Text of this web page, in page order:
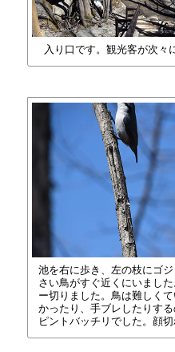
入り口です。観光客が次々
池を右に歩き、左の枝にゴ
さい鳥がすぐ近くにいまし
ー切りました。鳥は難しく
かったり、手ブレしたりす
ピントバッチリでした。顔切